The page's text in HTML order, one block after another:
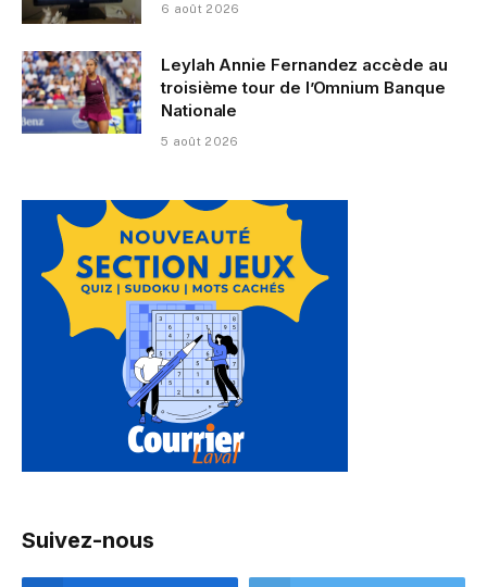
6 août 2026
Leylah Annie Fernandez accède au
troisième tour de l’Omnium Banque
Nationale
5 août 2026
Suivez-nous